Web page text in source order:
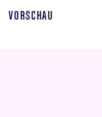
VORSCHAU